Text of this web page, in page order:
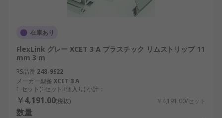
在庫あり
FlexLink グレー XCET 3 A プラスチック リムストリップ 11
mm 3 m
RS品番 248-9922
メーカー型番 XCET 3 A
1 セット(1セット3個入り) 小計：
￥4,191.00(税抜) ￥4,191.00/セット
数量